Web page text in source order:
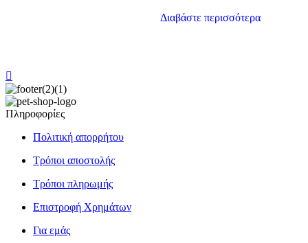
Διαβάστε περισσότερα
Πληροφορίες
Πολιτική απορρήτου
Τρόποι αποστολής
Τρόποι πληρωμής
Επιστροφή Χρημάτων
Για εμάς